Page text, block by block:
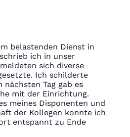
belastenden Dienst in
ich in unser
sich diverse
Ich schilderte
nächsten Tag gab es
mit der Einrichtung.
meines Disponenten und
der Kollegen konnte ich
entspannt zu Ende